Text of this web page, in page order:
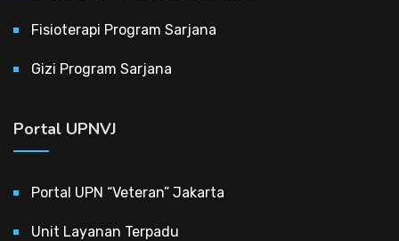
Fisioterapi Program Sarjana
Gizi Program Sarjana
Portal UPNVJ
Portal UPN “Veteran” Jakarta
Unit Layanan Terpadu